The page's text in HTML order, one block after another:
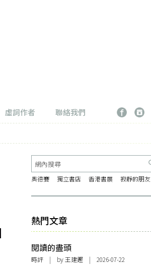
虛詞作者
聯絡我們
奧德賽 獨立書店 香港書展 寂靜的朋友
熱門文章
閱讀的盡頭
時評 | by 王建鏗 | 2026-07-22